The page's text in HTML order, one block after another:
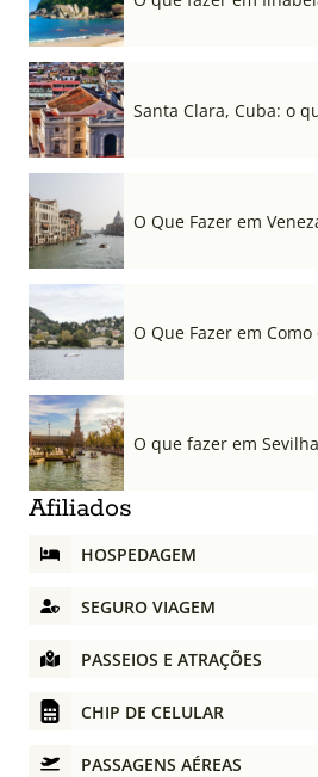
Santa Clara, Cuba: o
O Que Fazer em
O Que Fazer em
O que fazer em
Afiliados
HOSPEDAGEM
SEGURO VIAGEM
PASSEIOS E ATRAÇÕES
CHIP DE CELULAR
PASSAGENS AÉREAS